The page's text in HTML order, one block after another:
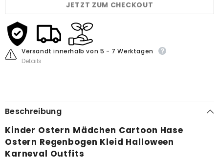
Halloween
Karneval
Outfits
Halloween
Karneval
Outfits
JETZT ZUM CHECKOUT
Versandt innerhalb von 5 - 7 Werktagen
Details
Beschreibung
Kinder Ostern Mädchen Cartoon Hase
Ostern Regenbogen Kleid Halloween
Karneval Outfits